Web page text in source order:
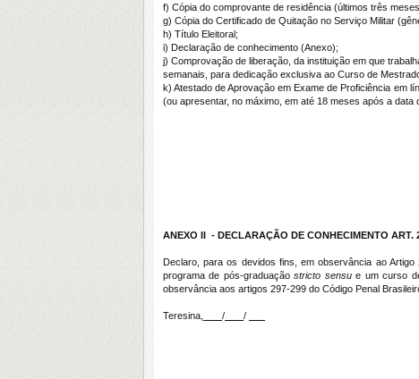
f) Cópia do comprovante de residência (últimos três
g) Cópia do Certificado de Quitação no Serviço Militar
h) Título Eleitoral;
i) Declaração de conhecimento (Anexo);
j) Comprovação de liberação, da instituição em que
semanais, para dedicação exclusiva ao Curso de
k) Atestado de Aprovação em Exame de Proficiência em
(ou apresentar, no máximo, em até 18 meses após a data
ANEXO II - DECLARAÇÃO DE CONHECIMENTO ART.
Declaro, para os devidos fins, em observância ao
programa de pós-graduaçãostricto sensue um curso
observância aos artigos 297-299 do Código Penal
Teresina, / /